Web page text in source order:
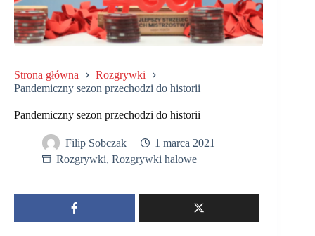
Strona główna
Rozgrywki
Pandemiczny sezon przechodzi do historii
Pandemiczny sezon przechodzi do historii
Filip Sobczak
1 marca 2021
Rozgrywki, Rozgrywki halowe